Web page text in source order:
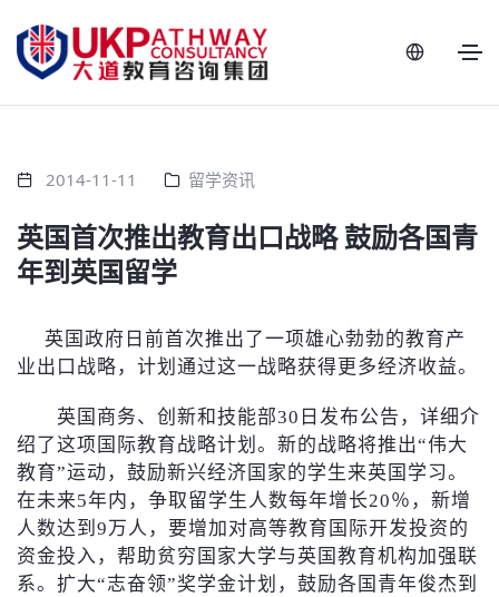
2014-11-11 留学资讯
英国首次推出教育出口战略 鼓励各国青
年到英国留学
英国政府日前首次推出了一项雄心勃勃的教育产
业出口战略，计划通过这一战略获得更多经济收益。
英国商务、创新和技能部30日发布公告，详细介
绍了这项国际教育战略计划。新的战略将推出“伟大
教育”运动，鼓励新兴经济国家的学生来英国学习。
在未来5年内，争取留学生人数每年增长20％，新增
人数达到9万人，要增加对高等教育国际开发投资的
资金投入，帮助贫穷国家大学与英国教育机构加强联
系。扩大“志奋领”奖学金计划，鼓励各国青年俊杰到